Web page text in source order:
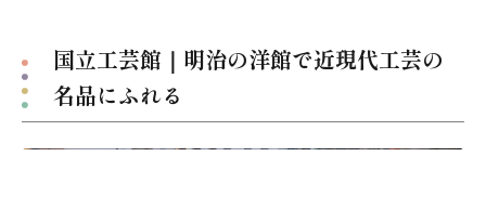
国立工芸館｜明治の洋館で近現代工芸の
名品にふれる